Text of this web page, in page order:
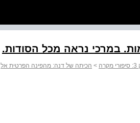
במרכי נראה מכל הסודות.
> הכיתה של דנה: מהפינה הפרטית אל